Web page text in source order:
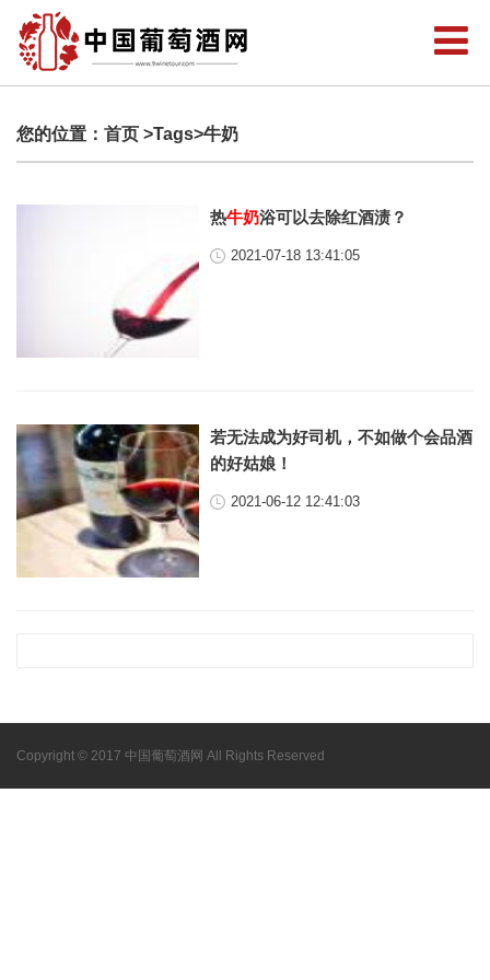
您的位置： 首页 >Tags>牛奶
热牛奶浴可以去除红酒渍？
2021-07-18 13:41:05
若无法成为好司机，不如做个会品酒
的好姑娘！
2021-06-12 12:41:03
Copyright © 2017 中国葡萄酒网 All Rights Reserved